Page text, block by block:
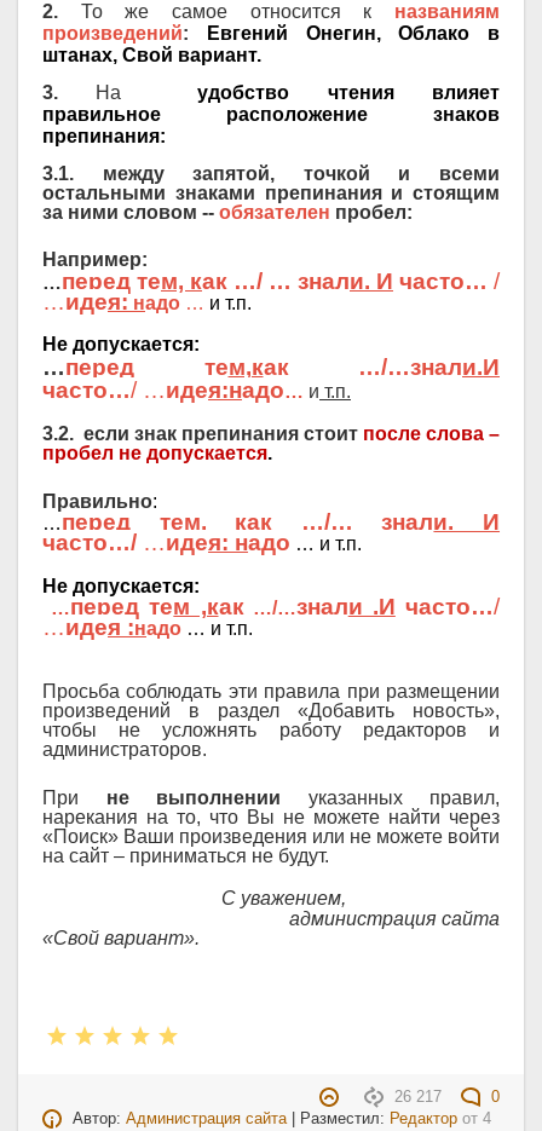
2.
То же самое относится к
названиям
произведений:
Евгений Онегин, Облако в
штанах, Свой вариант.
3. На
удобство чтения влияет
правильное
расположение знаков
препинания:
3.1. между запятой, точкой и всеми
остальными знаками препинания и стоящим
за ними словом -- обязателен пробел:
Например:
…перед тем, как …/ … знали. И часто… /
…идея: надо … и т.п.
Не допускается:
…перед тем,как …/…знали.И
часто…/ …идея:надо… и т.п.
3.2. если знак препинания стоит после слова –
пробел не допускается.
Правильно:
…перед тем, как …/…знали. И
часто…/ …идея: надо … и т.п.
Не допускается:
…перед тем ,как…/…знали .И часто…/
…идея :надо … и т.п.
Просьба соблюдать эти правила при размещении
произведений в раздел «Добавить новость»,
чтобы не усложнять работу редакторов и
администраторов.
При не выполнении указанных правил,
нарекания на то, что Вы не можете найти через
«Поиск» Ваши произведения или не можете войти
на сайт – приниматься не будут.
С уважением,
администрация сайта
«Свой вариант».
26 217
0
Автор:Администрация сайта| Разместил: Редактор от4